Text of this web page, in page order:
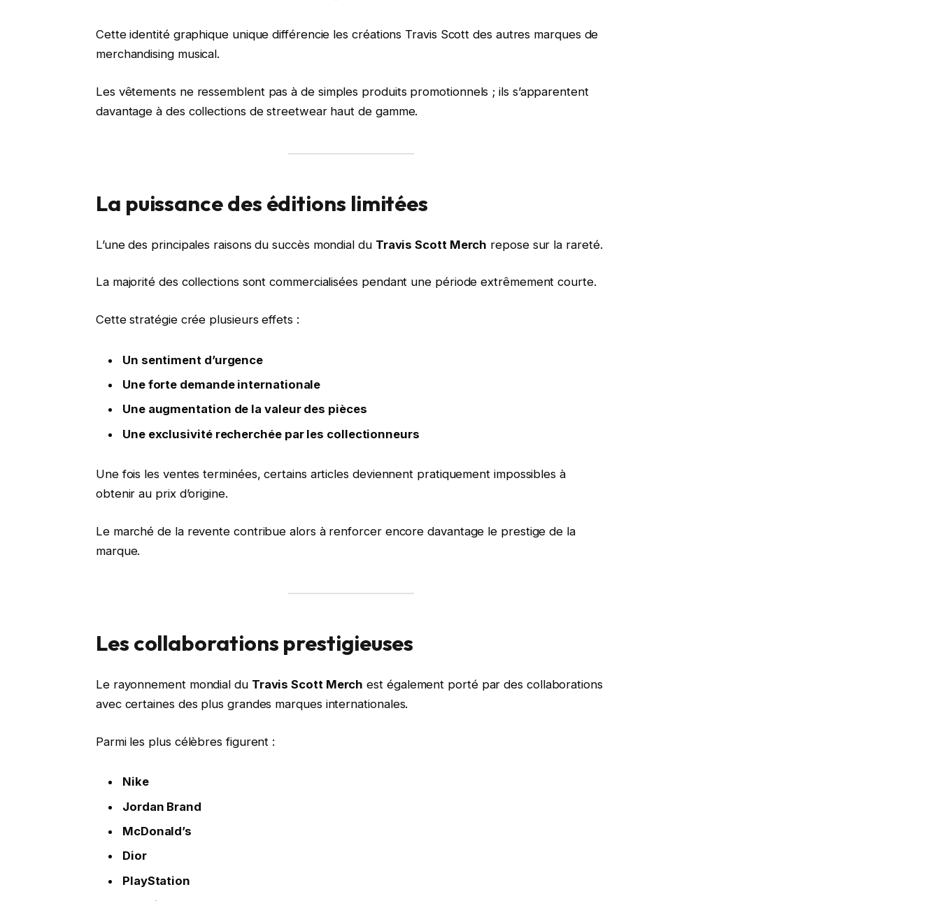
Cette identité graphique unique différencie les créations Travis Scott des autres marques de
merchandising musical.
Les vêtements ne ressemblent pas à de simples produits promotionnels ; ils s’apparentent
davantage à des collections de streetwear haut de gamme.
La puissance des éditions limitées
L’une des principales raisons du succès mondial du Travis Scott Merch repose sur la rareté.
La majorité des collections sont commercialisées pendant une période extrêmement courte.
Cette stratégie crée plusieurs effets :
Un sentiment d’urgence
Une forte demande internationale
Une augmentation de la valeur des pièces
Une exclusivité recherchée par les collectionneurs
Une fois les ventes terminées, certains articles deviennent pratiquement impossibles à
obtenir au prix d’origine.
Le marché de la revente contribue alors à renforcer encore davantage le prestige de la
marque.
Les collaborations prestigieuses
Le rayonnement mondial du Travis Scott Merch est également porté par des collaborations
avec certaines des plus grandes marques internationales.
Parmi les plus célèbres figurent :
Nike
Jordan Brand
McDonald’s
Dior
PlayStation